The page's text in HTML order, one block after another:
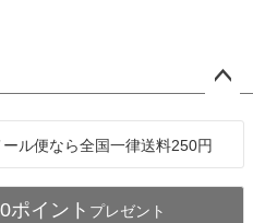
ジト
へ
ール便なら全国一律送料250円
ポイント プレゼント